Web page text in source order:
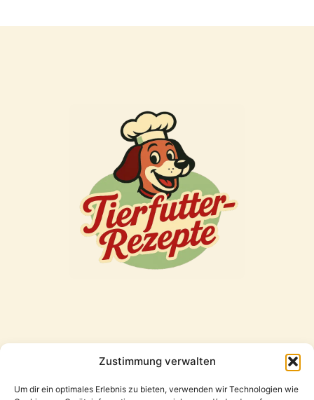
Zustimmung verwalten
Um dir ein optimales Erlebnis zu bieten, verwenden wir Technologien wie
Freunde